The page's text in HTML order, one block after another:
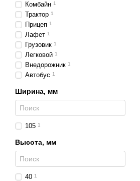
Комбайн 1
Трактор 1
Прицеп 1
Лафет 1
Грузовик 1
Легковой 1
Внедорожник 1
Автобус 1
Ширина, мм
105 1
Высота, мм
40 1